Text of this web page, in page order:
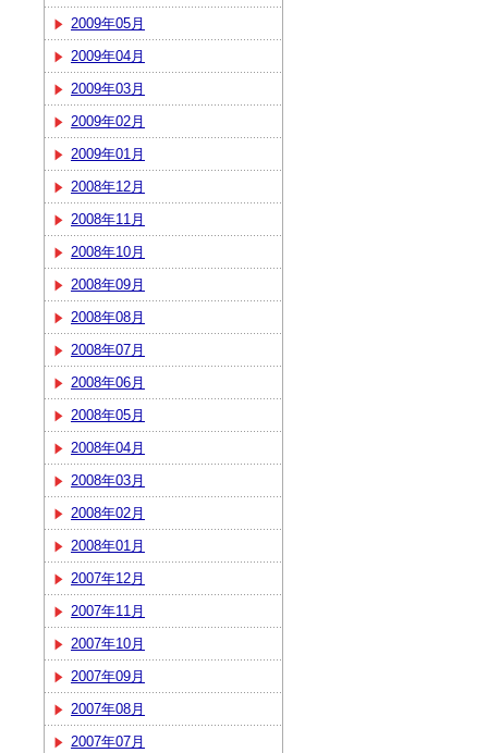
2009年05月
2009年04月
2009年03月
2009年02月
2009年01月
2008年12月
2008年11月
2008年10月
2008年09月
2008年08月
2008年07月
2008年06月
2008年05月
2008年04月
2008年03月
2008年02月
2008年01月
2007年12月
2007年11月
2007年10月
2007年09月
2007年08月
2007年07月